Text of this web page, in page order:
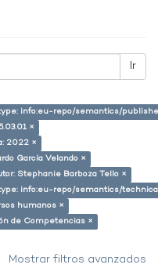
Ir
info:eu-repo/semantics/
×
2022 ×
García Velando ×
Stephanie Barboza Tello ×
info:eu-repo/semantics/
humanos ×
de Competencias ×
Mostrar filtros avanzados